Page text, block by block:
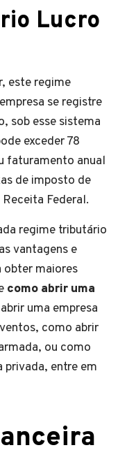
Lucro
este regime
se registre
sob esse sistema
exceder 78
faturamento anual
de imposto de
Federal.
regime tributário
vantagens e
obter maiores
como abrir uma
uma empresa
como abrir
ou como
privada, entre em